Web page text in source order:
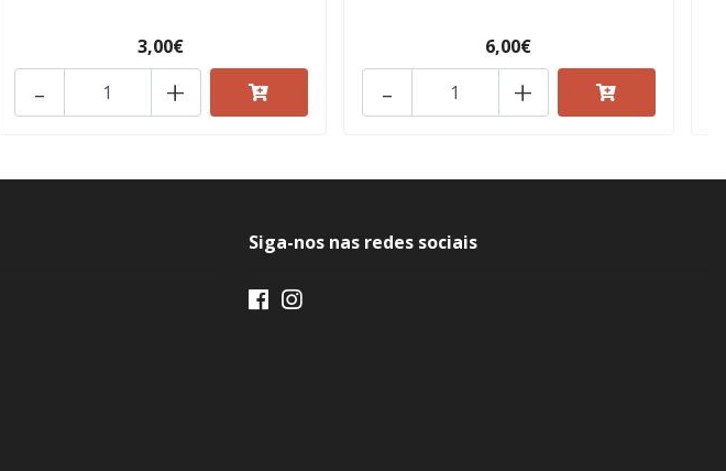
3,00€
+
-
6,00€
+
-
Siga-nos nas redes sociais